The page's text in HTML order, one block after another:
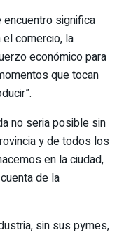
significa
comercio, la
económico para
que tocan
no seria posible sin
y de todos los
en la ciudad,
de la
sin sus pymes,